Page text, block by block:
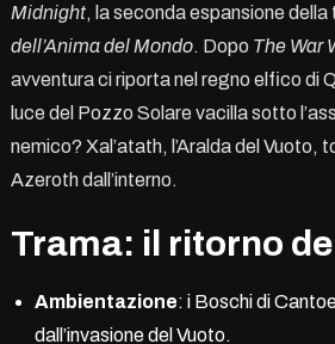
Midnight, la seconda espansione della
dell’Anima del Mondo. Dopo The War
avventura ci riporta nel regno elfico di
luce del Pozzo Solare vacilla sotto
nemico? Xal’atath, l’Aralda del Vuoto,
Azeroth dall’interno.
Trama: il ritorno
Ambientazione: i Boschi di
dall’invasione del Vuoto.